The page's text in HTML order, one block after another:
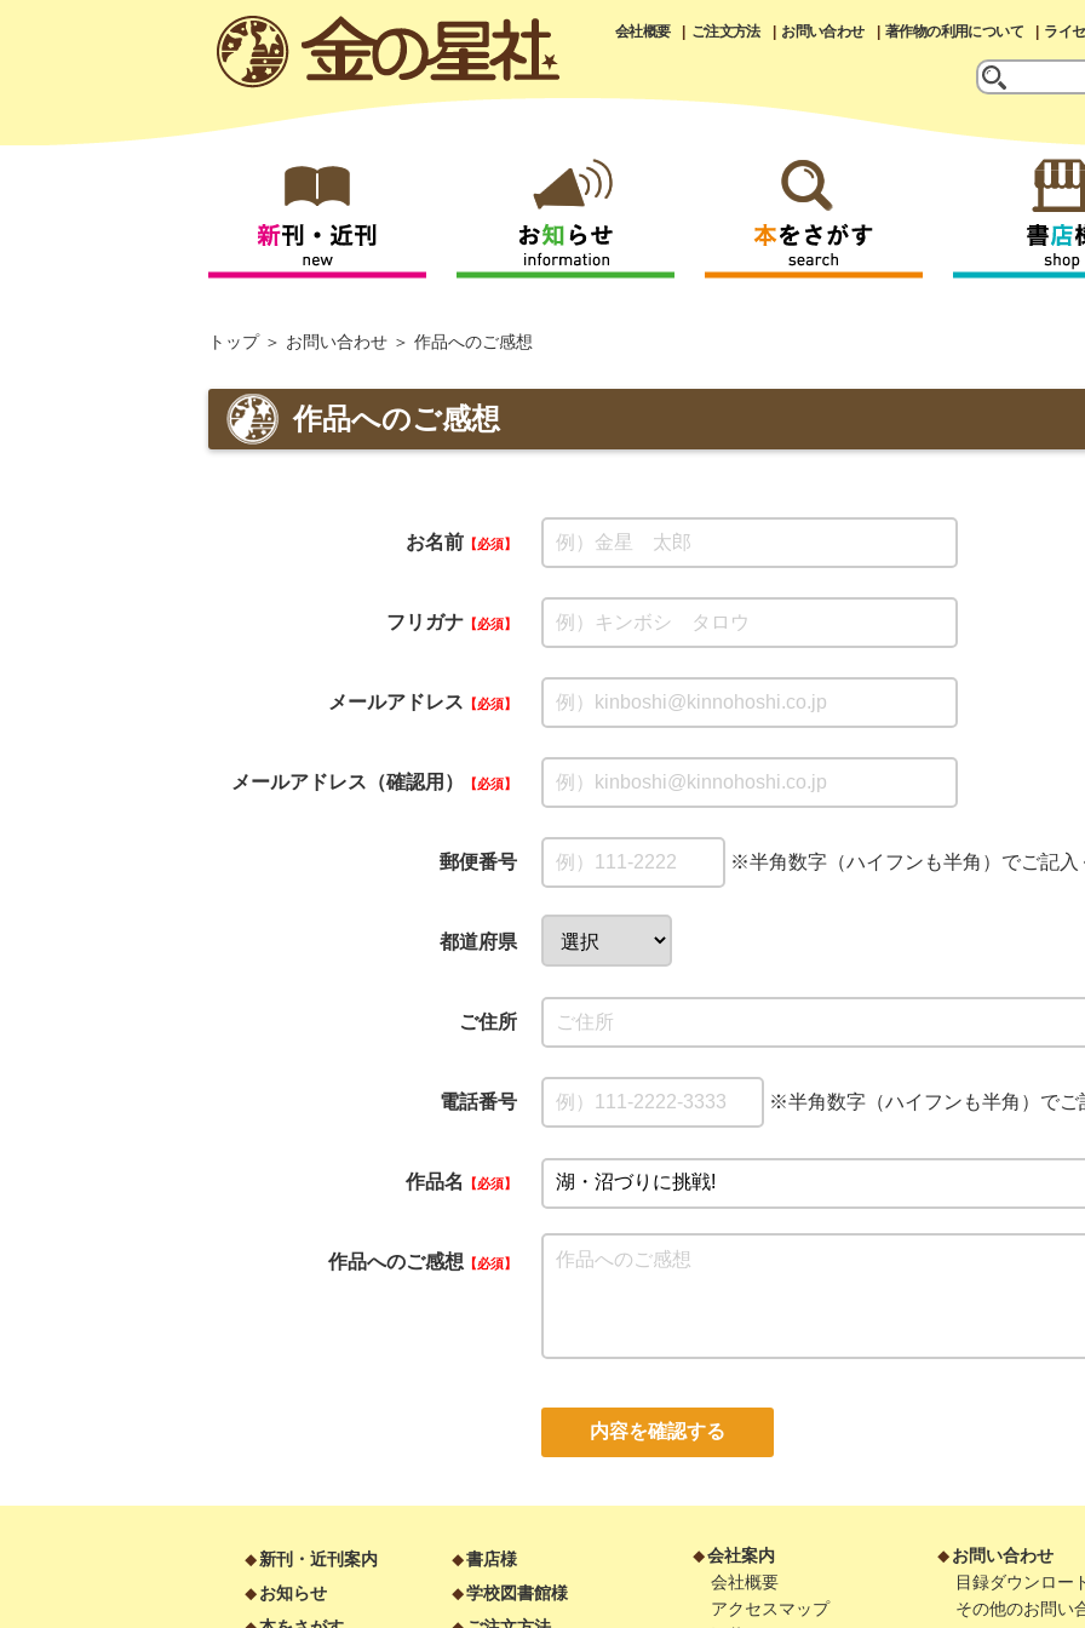
会社概要 ご注文方法 お問い合わせ 著作物の利用について ライ
トップ お問い合わせ 作品へのご感想
作品へのご感想
お名前 必須
フリガナ 必須
メールアドレス 必須
メールアドレス（確認用） 必須
郵便番号 ※半角数字（ハイフンも半角）でご記入
都道府県
ご住所
電話番号 ※半角数字（ハイフンも半角）でご
作品名 必須
作品へのご感想 必須
内容を確認する
新刊・近刊案内
お知らせ
書店様
学校図書館様
会社案内
会社概要
アクセスマップ
お問い合わせ
目録ダウンロー
その他のお問い